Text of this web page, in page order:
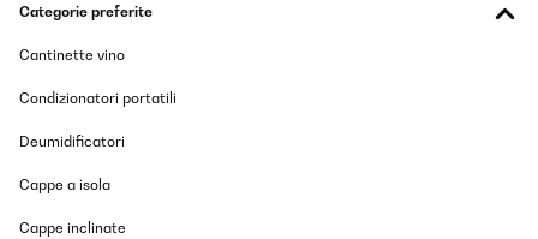
15/11/2024
Ich bin wirklich zufrieden mit der Pastamaschiene. Die Nudeln, die
verschiedene Geschmacksrichtungen auszuprobieren, und das
Sehr empfehlenswert!
Categorie preferite
Cantinette vino
Condizionatori portatili
Deumidificatori
Cappe a isola
Cappe inclinate